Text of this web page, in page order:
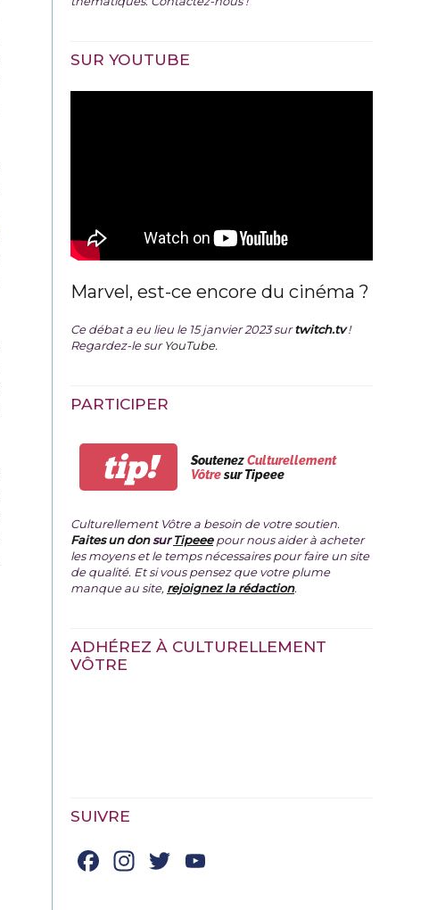
SUR YOUTUBE
Marvel, est-ce encore du cinéma ?
Ce débat a eu lieu le 15 janvier 2023 surtwitch.tv !
Regardez-le surYouTube.
PARTICIPER
tip! SoutenezCulturellement
Vôtresur Tipeee
Culturellement Vôtre a besoin de votre soutien.
Faites un donsurTipeeepour nous aider à acheter
les moyens et le temps nécessaires pour faire un site
de qualité. Et si vous pensez que votre plume
manque au site, rejoignez la rédaction.
ADHÉREZ À CULTURELLEMENT
VÔTRE
SUIVRE
Facebook
Instagram
Twitter